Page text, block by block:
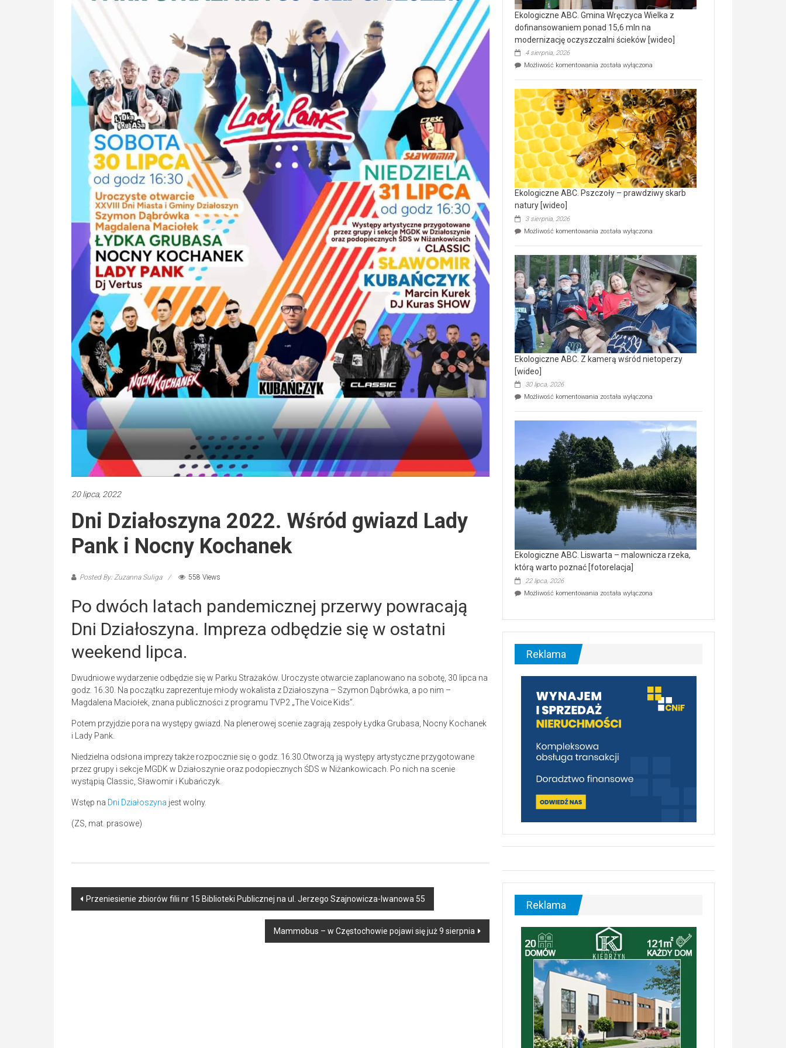
20 lipca, 2022
Dni Działoszyna 2022. Wśród gwiazd Lady
Pank i Nocny Kochanek
Posted By: Zuzanna Suliga 558 Views
Po dwóch latach pandemicznej przerwy powracają
Dni Działoszyna. Impreza odbędzie się w ostatni
weekend lipca.
Dwudniowe wydarzenie odbędzie się w Parku Strażaków. Uroczyste otwarcie zaplanowano na sobotę, 30 lipca na
godz. 16.30. Na początku zaprezentuje młody wokalista z Działoszyna – Szymon Dąbrówka, a po nim –
Magdalena Maciołek, znana publiczności z programu TVP2 „The Voice Kids”.
Potem przyjdzie pora na występy gwiazd. Na plenerowej scenie zagrają zespoły Łydka Grubasa, Nocny Kochanek
i Lady Pank.
Niedzielna odsłona imprezy także rozpocznie się o godz. 16.30.Otworzą ją występy artystyczne przygotowane
przez grupy i sekcje MGDK w Działoszynie oraz podopiecznych ŚDS w Niżankowicach. Po nich na scenie
wystąpią Classic, Sławomir i Kubańczyk.
Wstęp na Dni Działoszyna jest wolny.
(ZS, mat. prasowe)
Post
Przeniesienie zbiorów filii nr 15 Biblioteki Publicznej na ul. Jerzego Szajnowicza-Iwanowa 55
Mammobus – w Częstochowie pojawi się już 9 sierpnia
Ekologiczne ABC. Gmina Wręczyca Wielka z
dofinansowaniem ponad 15,6 mln na
modernizację oczyszczalni ścieków [wideo]
4 sierpnia, 2026
Możliwość komentowania Ekologiczne
Wręczyca
Wielka
z
dofinansowaniem
ponad
15,6
mln
na
modernizację
oczyszczalni
ścieków
[wideo]
została wyłączona
Ekologiczne ABC. Pszczoły – prawdziwy skarb
natury [wideo]
3 sierpnia, 2026
Możliwość komentowania Ekologiczne
–
prawdziwy
skarb
natury
[wideo]
została wyłączona
Ekologiczne ABC. Z kamerą wśród nietoperzy
[wideo]
30 lipca, 2026
Możliwość komentowania Ekologiczne
wśród
nietoperzy
[wideo]
została wyłączona
Ekologiczne ABC. Liswarta – malownicza rzeka,
którą warto poznać [fotorelacja]
22 lipca, 2026
Możliwość komentowania Ekologiczne
–
malownicza
[fotorelacja]
została wyłączona
Reklama
Reklama